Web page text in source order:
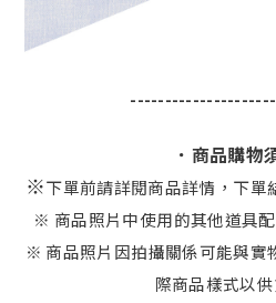
．商品購物
※下單前請詳閱商品詳情，下單
※ 商品照片中使用的其他道具
※ 商品照片因拍攝關係可能與實
際商品樣式以供